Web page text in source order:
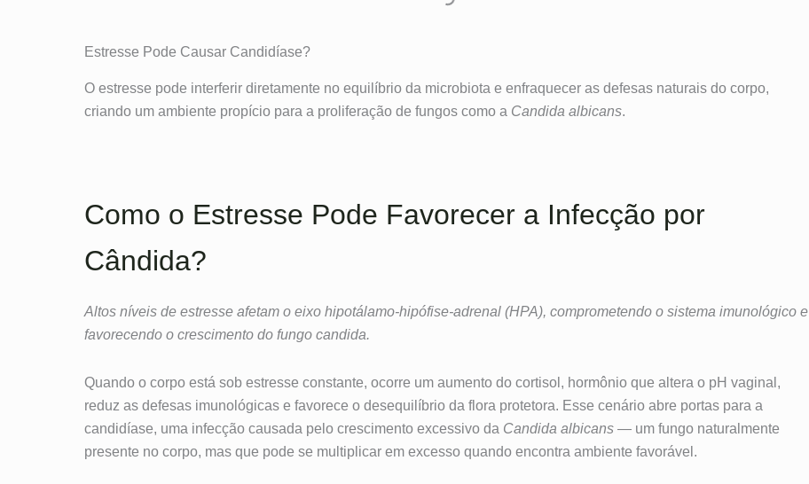
Estresse Pode Causar Candidíase?
O estresse pode interferir diretamente no equilíbrio da microbiota e enfraquecer as defesas naturais do corpo,
criando um ambiente propício para a proliferação de fungos como a Candida albicans.
Como o Estresse Pode Favorecer a Infecção por
Cândida?
Altos níveis de estresse afetam o eixo hipotálamo-hipófise-adrenal (HPA), comprometendo o sistema imunológico e
favorecendo o crescimento do fungo candida.
Quando o corpo está sob estresse constante, ocorre um aumento do cortisol, hormônio que altera o pH vaginal,
reduz as defesas imunológicas e favorece o desequilíbrio da flora protetora. Esse cenário abre portas para a
candidíase, uma infecção causada pelo crescimento excessivo da Candida albicans — um fungo naturalmente
presente no corpo, mas que pode se multiplicar em excesso quando encontra ambiente favorável.